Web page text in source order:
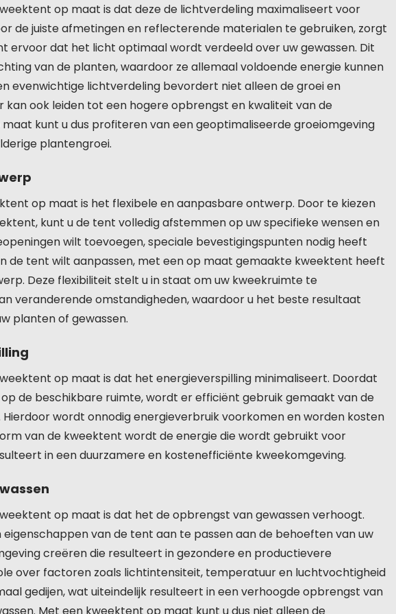
op maat is dat deze de lichtverdeling maximaliseert voor
de juiste afmetingen en reflecterende materialen te gebruiken, zorgt
ervoor dat het licht optimaal wordt verdeeld over uw gewassen. Dit
van de planten, waardoor ze allemaal voldoende energie kunnen
evenwichtige lichtverdeling bevordert niet alleen de groei en
kan ook leiden tot een hogere opbrengst en kwaliteit van de
kunt u dus profiteren van een geoptimaliseerde groeiomgeving
plantengroei.
op maat is het flexibele en aanpasbare ontwerp. Door te kiezen
kunt u de tent volledig afstemmen op uw specifieke wensen en
wilt toevoegen, speciale bevestigingspunten nodig heeft
de tent wilt aanpassen, met een op maat gemaakte kweektent heeft
Deze flexibiliteit stelt u in staat om uw kweekruimte te
veranderende omstandigheden, waardoor u het beste resultaat
planten of gewassen.
op maat is dat het energieverspilling minimaliseert. Doordat
de beschikbare ruimte, wordt er efficiënt gebruik gemaakt van de
wordt onnodig energieverbruik voorkomen en worden kosten
van de kweektent wordt de energie die wordt gebruikt voor
in een duurzamere en kostenefficiënte kweekomgeving.
op maat is dat het de opbrengst van gewassen verhoogt.
van de tent aan te passen aan de behoeften van uw
creëren die resulteert in gezondere en productievere
over factoren zoals lichtintensiteit, temperatuur en luchtvochtigheid
gedijen, wat uiteindelijk resulteert in een verhoogde opbrengst van